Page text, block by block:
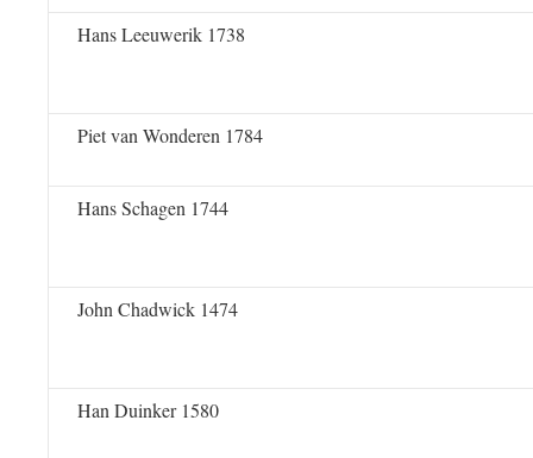
Hans Leeuwerik 1738
Piet van Wonderen 1784
Hans Schagen 1744
John Chadwick 1474
Han Duinker 1580